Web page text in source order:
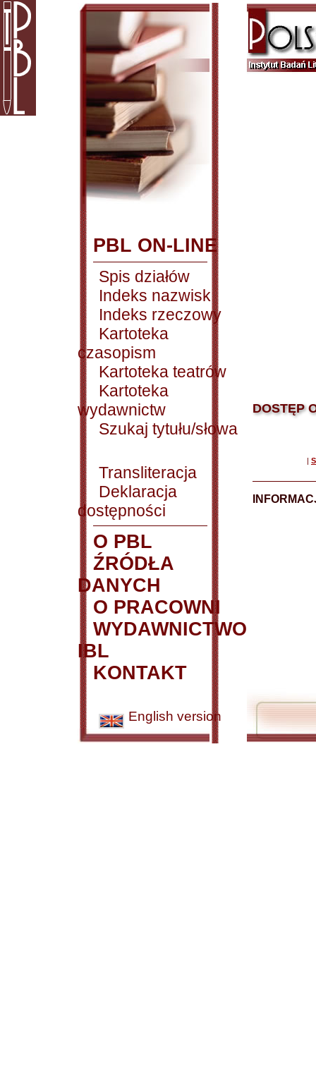
PBL ON-LINE
Spis działów
Indeks nazwisk
Indeks rzeczowy
Kartoteka
czasopism
Kartoteka teatrów
Kartoteka
wydawnictw
Szukaj tytułu/słowa
Transliteracja
Deklaracja
dostępności
O PBL
ŹRÓDŁA
DANYCH
O PRACOWNI
WYDAWNICTWO
IBL
KONTAKT
English version
DOSTĘP
|